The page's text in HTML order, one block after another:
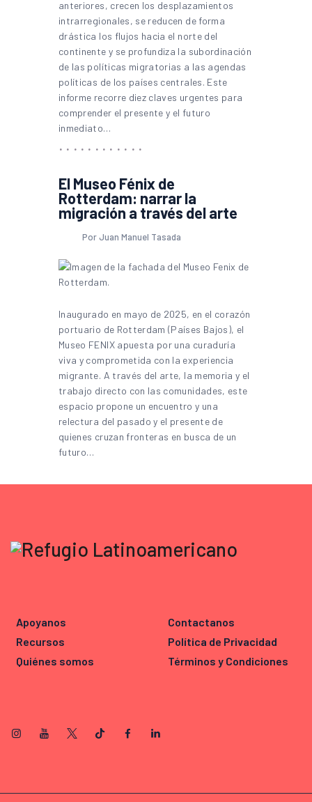
anteriores, crecen los desplazamientos
intrarregionales, se reducen de forma
drástica los flujos hacia el norte del
continente y se profundiza la subordinación
de las políticas migratorias a las agendas
políticas de los países centrales. Este
informe recorre diez claves urgentes para
comprender el presente y el futuro
inmediato…
El Museo Fénix de
Rotterdam: narrar la
migración a través del arte
Por Juan Manuel Tasada
Inaugurado en mayo de 2025, en el corazón
portuario de Rotterdam (Países Bajos), el
Museo FENIX apuesta por una curaduría
viva y comprometida con la experiencia
migrante. A través del arte, la memoria y el
trabajo directo con las comunidades, este
espacio propone un encuentro y una
relectura del pasado y el presente de
quienes cruzan fronteras en busca de un
futuro…
Apoyanos
Recursos
Quiénes somos
Contactanos
Política de Privacidad
Términos y Condiciones